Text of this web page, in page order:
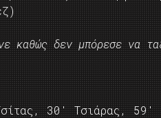
καθώς δεν μπόρεσε να
30′ Τσιάρας, 59′